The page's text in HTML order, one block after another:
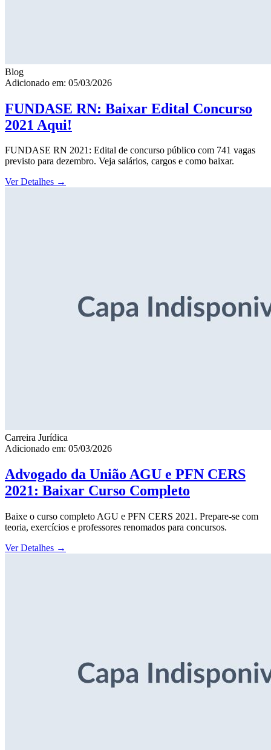
Blog
Adicionado em: 05/03/2026
FUNDASE RN: Baixar Edital Concurso
2021 Aqui!
FUNDASE RN 2021: Edital de concurso público com 741 vagas
previsto para dezembro. Veja salários, cargos e como baixar.
Ver Detalhes →
Carreira Jurídica
Adicionado em: 05/03/2026
Advogado da União AGU e PFN CERS
2021: Baixar Curso Completo
Baixe o curso completo AGU e PFN CERS 2021. Prepare-se com
teoria, exercícios e professores renomados para concursos.
Ver Detalhes →